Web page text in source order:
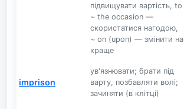
підвищувати вартість, to
~ the occasion —
скористатися нагодою,
~ on (upon) — змінити на
краще
imprison
ув'язнювати; брати під
варту, позбавляти волі;
зачиняти (в клітці)